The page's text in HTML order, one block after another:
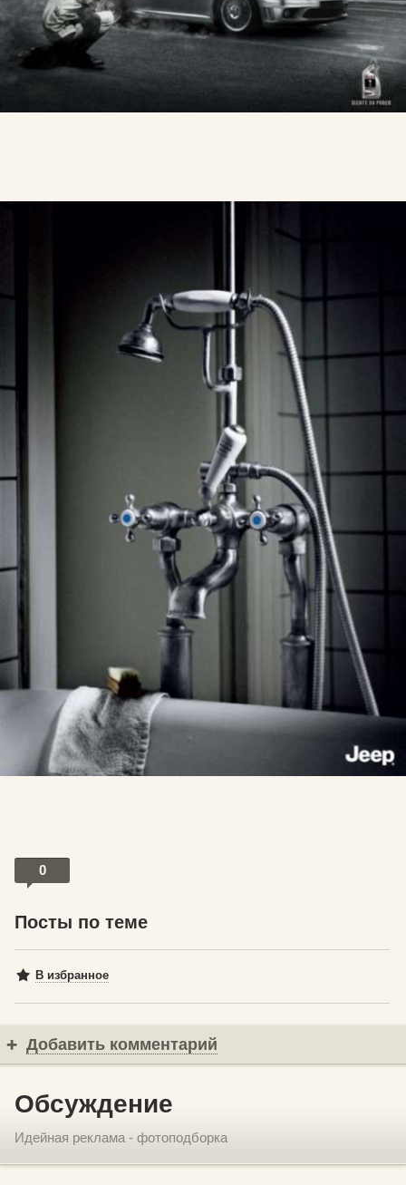
0
Посты по теме
В избранное
Добавить комментарий
Обсуждение
Идейная реклама - фотоподборка